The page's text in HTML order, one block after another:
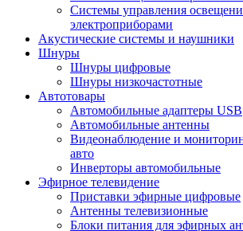
Системы управления
электроприборами
Акустические системы и наушники
Шнуры
Шнуры цифровые
Шнуры низкочастотные
Автотовары
Автомобильные адаптеры USB
Автомобильные антенны
Видеонаблюдение и
авто
Инверторы автомобильные
Эфирное телевидение
Приставки эфирные цифровые
Антенны телевизионные
Блоки питания для эфирных